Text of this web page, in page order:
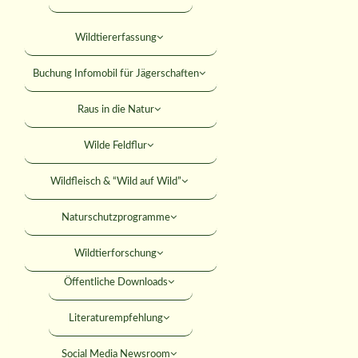
Falkner
Mitteilungsblatt
Versicherungen
Rabatte
Rechtshilfe
Umweltbildung
Förderungen
Seminare
Öffentliche Downloads
Literaturempfehlung
Social Media Newsroom
Wildtiererfassung
Buchung Infomobil für Jägerschaften
Raus in die Natur
Wilde Feldflur
Wildfleisch & “Wild auf Wild”
Naturschutzprogramme
Wildtierforschung
SUCHE
ANMELDEN
&